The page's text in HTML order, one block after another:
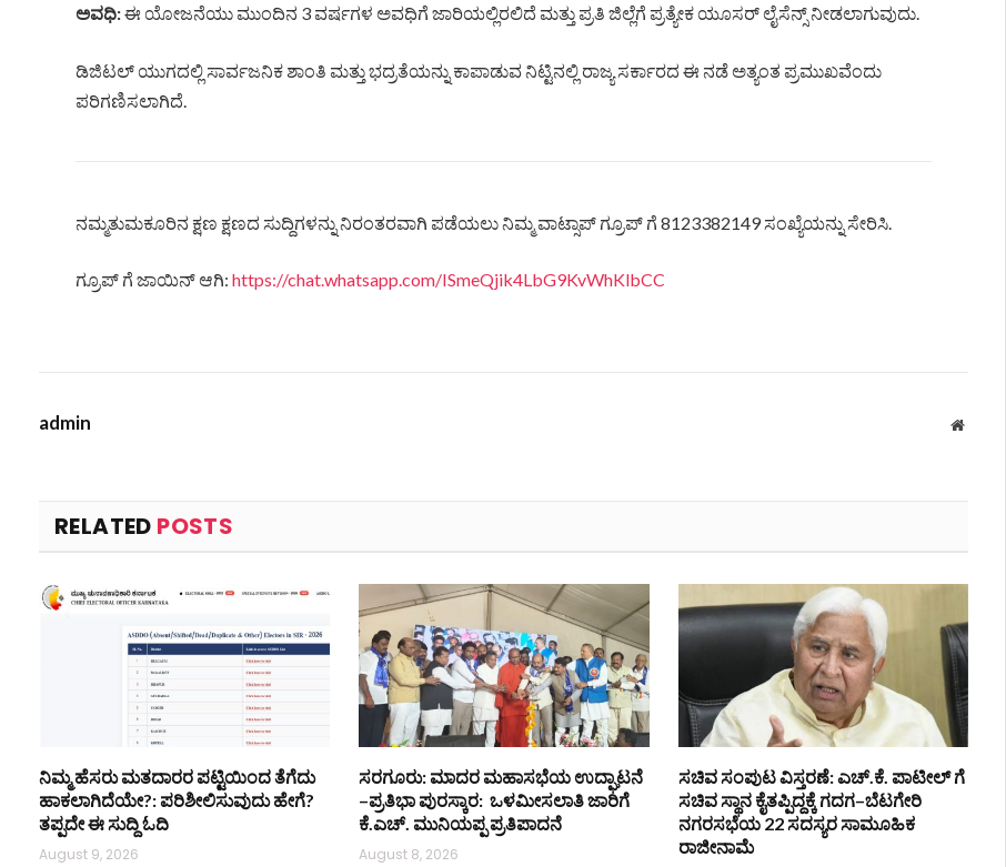
ಅವಧಿ:ಈ ಯೋಜನೆಯು ಮುಂದಿನ 3 ವರ್ಷಗಳ ಅವಧಿಗೆ ಜಾರಿಯಲ್ಲಿರಲಿದೆ ಮತ್ತು ಪ್ರತಿ ಜಿಲ್ಲೆಗೆ ಪ್ರತ್ಯೇಕ ಯೂಸರ್ ಲೈಸೆನ್ಸ್ ನೀಡಲಾಗುವುದು.
ಡಿಜಿಟಲ್ ಯುಗದಲ್ಲಿ ಸಾರ್ವಜನಿಕ ಶಾಂತಿ ಮತ್ತು ಭದ್ರತೆಯನ್ನು ಕಾಪಾಡುವ ನಿಟ್ಟಿನಲ್ಲಿ ರಾಜ್ಯ ಸರ್ಕಾರದ ಈ ನಡೆ ಅತ್ಯಂತ ಪ್ರಮುಖವೆಂದು
ಪರಿಗಣಿಸಲಾಗಿದೆ.
ನಮ್ಮತುಮಕೂರಿನ ಕ್ಷಣ ಕ್ಷಣದ ಸುದ್ದಿಗಳನ್ನು ನಿರಂತರವಾಗಿ ಪಡೆಯಲು ನಿಮ್ಮ ವಾಟ್ಸಾಪ್ ಗ್ರೂಪ್ ಗೆ 8123382149 ಸಂಖ್ಯೆಯನ್ನು ಸೇರಿಸಿ.
ಗ್ರೂಪ್ ಗೆ ಜಾಯಿನ್ ಆಗಿ: https://chat.whatsapp.com/ISmeQjik4LbG9KvWhKlbCC
admin Website
RELATED POSTS
ನಿಮ್ಮ ಹೆಸರು ಮತದಾರರ ಪಟ್ಟಿಯಿಂದ ತೆಗೆದು
ಹಾಕಲಾಗಿದೆಯೇ?: ಪರಿಶೀಲಿಸುವುದು ಹೇಗೆ?
ತಪ್ಪದೇ ಈ ಸುದ್ದಿ ಓದಿ
August 9, 2026
ಸರಗೂರು: ಮಾದರ ಮಹಾಸಭೆಯ ಉದ್ಘಾಟನೆ
–ಪ್ರತಿಭಾ ಪುರಸ್ಕಾರ: ಒಳಮೀಸಲಾತಿ ಜಾರಿಗೆ
ಕೆ.ಎಚ್. ಮುನಿಯಪ್ಪ ಪ್ರತಿಪಾದನೆ
August 8, 2026
ಸಚಿವ ಸಂಪುಟ ವಿಸ್ತರಣೆ: ಎಚ್.ಕೆ. ಪಾಟೀಲ್ ಗೆ
ಸಚಿವ ಸ್ಥಾನ ಕೈತಪ್ಪಿದ್ದಕ್ಕೆ ಗದಗ–ಬೆಟಗೇರಿ
ನಗರಸಭೆಯ 22 ಸದಸ್ಯರ ಸಾಮೂಹಿಕ
ರಾಜೀನಾಮೆ